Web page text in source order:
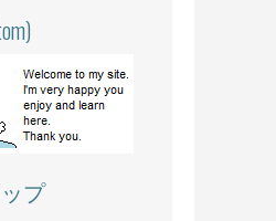
プ